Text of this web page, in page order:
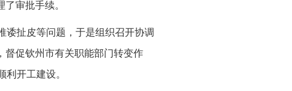
审批手续。
诿扯皮等问题，于是组织召开协调
督促钦州市有关职能部门转变作
开工建设。